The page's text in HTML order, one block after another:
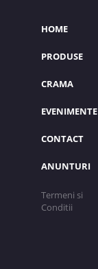
HOME
PRODUSE
CRAMA
EVENIMENTE
CONTACT
ANUNTURI
Termeni si
Conditii